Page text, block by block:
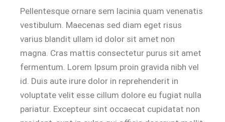
Pellentesque ornare sem lacinia quam venenatis
vestibulum. Maecenas sed diam eget risus
varius blandit ullam id dolor sit amet non
magna. Cras mattis consectetur purus sit amet
fermentum. Lorem Ipsum proin gravida nibh vel
id. Duis aute irure dolor in reprehenderit in
voluptate velit esse cillum dolore eu fugiat nulla
pariatur. Excepteur sint occaecat cupidatat non